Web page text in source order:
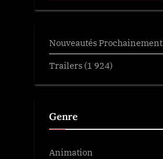
Nouveautés Prochainement
Trailers (1 924)
Genre
Animation